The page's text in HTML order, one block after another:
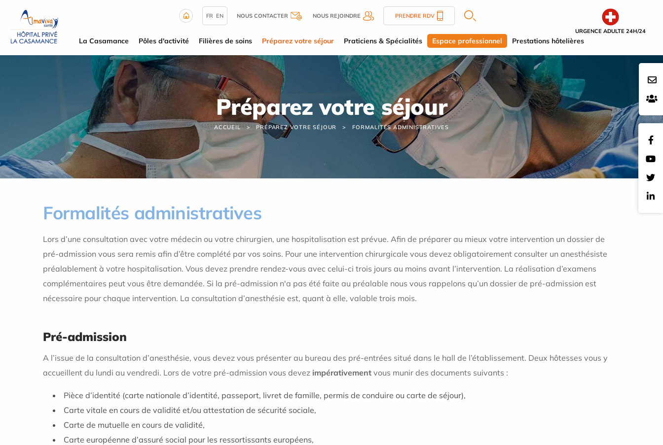
URGENCE ADULTE 24H/24
FR EN NOUS CONTACTER NOUS REJOINDRE PRENDRE RDV
La Casamance Pôles d'activité Filières de soins Préparez votre séjour Praticiens & Spécialités Espace professionnel Prestations hôtelières
Préparez votre séjour
ACCUEIL PRÉPAREZ VOTRE SÉJOUR FORMALITÉS ADMINISTRATIVES
Formalités administratives
Lors d’une consultation avec votre médecin ou votre chirurgien, une hospitalisation est prévue. Afin de préparer au mieux votre intervention un dossier de
pré-admission vous sera remis afin d’être complété par vos soins. Pour une intervention chirurgicale vous devez obligatoirement consulter un anesthésiste
préalablement à votre hospitalisation. Vous devez prendre rendez-vous avec celui-ci trois jours au moins avant l’intervention. La réalisation d’examens
complémentaires peut vous être demandée. Si la pré-admission n'a pas été faite au préalable nous vous rappelons qu’un dossier de pré-admission est
nécessaire pour chaque intervention. La consultation d’anesthésie est, quant à elle, valable trois mois.
Pré-admission
A l’issue de la consultation d’anesthésie, vous devez vous présenter au bureau des pré-entrées situé dans le hall de l’établissement. Deux hôtesses vous y
accueillent du lundi au vendredi. Lors de votre pré-admission vous devez impérativement vous munir des documents suivants :
Pièce d’identité (carte nationale d’identité, passeport, livret de famille, permis de conduire ou carte de séjour),
Carte vitale en cours de validité et/ou attestation de sécurité sociale,
Carte de mutuelle en cours de validité,
Carte européenne d’assuré social pour les ressortissants européens,